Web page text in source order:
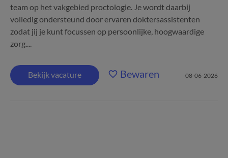
team op het vakgebied proctologie. Je wordt daarbij
volledig ondersteund door ervaren doktersassistenten
zodat jij je kunt focussen op persoonlijke, hoogwaardige
zorg....
Bekijk vacature Bewaren 08-06-2026